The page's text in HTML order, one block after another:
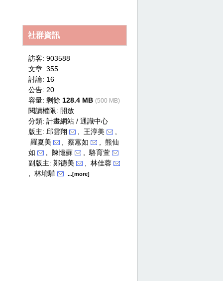
社群資訊
訪客: 903588
文章: 355
討論: 16
公告: 20
容量: 剩餘 128.4 MB (500 MB)
閱讀權限: 開放
分類: 計畫網站 / 通識中心
版主: 邱雲翔
, 王淳美
羅夏美
, 蔡蕙如
, 熊仙
如
, 陳憶蘇
, 駱育萱
副版主: 鄭德美
, 林佳蓉
, 林堉驊
...[more]